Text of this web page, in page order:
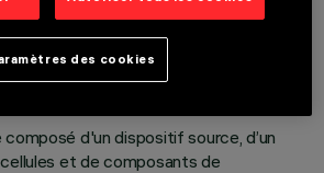
05/08/2026
d'un dispositif source, d’un
et de composants de
des cookies